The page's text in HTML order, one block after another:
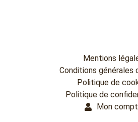
Mentions
Conditions générales
Politique de
Politique de
Mon